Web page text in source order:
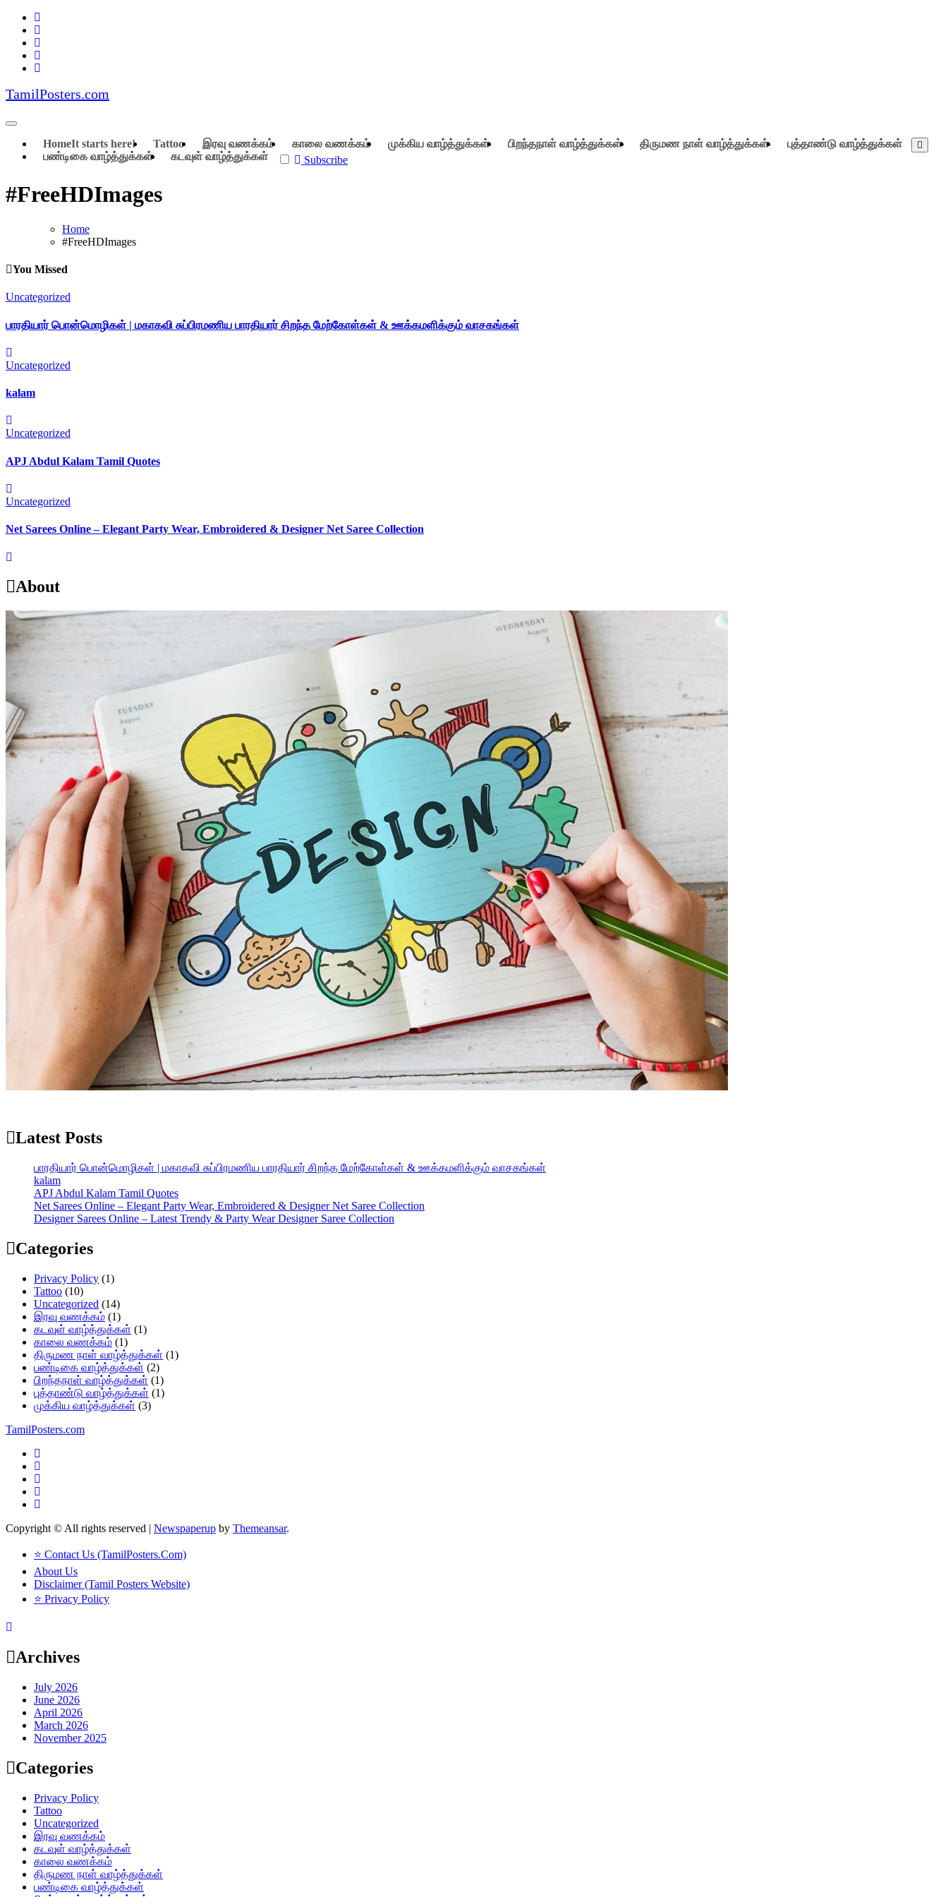
Skip
content
TamilPosters.com
HomeIt starts here! Tattoo இரவு வணக்கம் காலை வணக்கம் முக்கிய வாழ்த்துக்கள் பிறந்தநாள் வாழ்த்துக்கள் திருமண நாள் வாழ்த்துக்கள்
புத்தாண்டு வாழ்த்துக்கள்
பண்டிகை வாழ்த்துக்கள்
கடவுள் வாழ்த்துக்கள் Subscribe
#FreeHDImages
Home
#FreeHDImages
You Missed
Uncategorized
பாரதியார் பொன்மொழிகள் | மகாகவி சுப்பிரமணிய பாரதியார் சிறந்த மேற்கோள்கள் & ஊக்கமளிக்கும் வாசகங்கள்
Uncategorized
kalam
Uncategorized
APJ Abdul Kalam Tamil Quotes
Uncategorized
Net Sarees Online – Elegant Party Wear, Embroidered & Designer Net Saree Collection
About
Latest Posts
பாரதியார் பொன்மொழிகள் | மகாகவி சுப்பிரமணிய பாரதியார் சிறந்த மேற்கோள்கள் & ஊக்கமளிக்கும் வாசகங்கள்
kalam
APJ Abdul Kalam Tamil Quotes
Net Sarees Online – Elegant Party Wear, Embroidered & Designer Net Saree Collection
Designer Sarees Online – Latest Trendy & Party Wear Designer Saree Collection
Categories
Privacy Policy (1)
Tattoo (10)
Uncategorized (14)
இரவு வணக்கம் (1)
கடவுள் வாழ்த்துக்கள் (1)
காலை வணக்கம் (1)
திருமண நாள் வாழ்த்துக்கள் (1)
பண்டிகை வாழ்த்துக்கள் (2)
பிறந்தநாள் வாழ்த்துக்கள் (1)
புத்தாண்டு வாழ்த்துக்கள் (1)
முக்கிய வாழ்த்துக்கள் (3)
TamilPosters.com
Copyright © All rights reserved | Newspaperup by Themeansar.
⭐ Contact Us (TamilPosters.Com)
About Us
Disclaimer (Tamil Posters Website)
⭐ Privacy Policy
Archives
July 2026
June 2026
April 2026
March 2026
November 2025
Categories
Privacy Policy
Tattoo
Uncategorized
இரவு வணக்கம்
கடவுள் வாழ்த்துக்கள்
காலை வணக்கம்
திருமண நாள் வாழ்த்துக்கள்
பண்டிகை வாழ்த்துக்கள்